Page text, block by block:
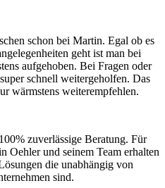
schon bei Martin. Egal ob es
geht ist man bei
aufgehoben. Bei Fragen oder
schnell weitergeholfen. Das
wärmstens weiterempfehlen.
zuverlässige Beratung. Für
Oehler und seinem Team erhalten
die unabhängig von
sind.